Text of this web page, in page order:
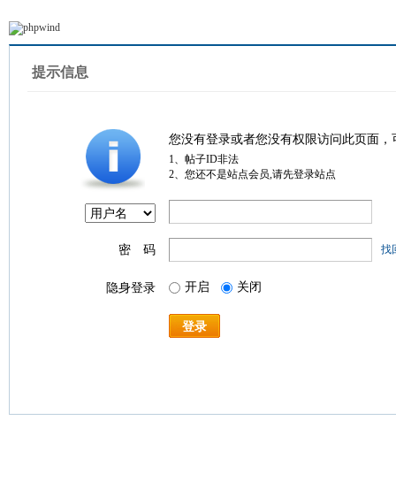
提示信息
您没有登录或者您没有权限访问此页面
1、帖子ID非法
2、您还不是站点会员,请先登录站点
密 码 找
隐身登录 开启 关闭
登录